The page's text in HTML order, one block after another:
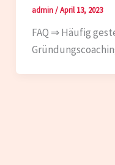
admin/April 13, 2023
FAQ ⇒ Häufig